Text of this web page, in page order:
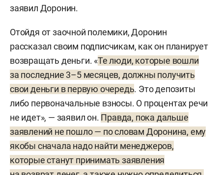
заявил Доронин.
Отойдя от заочной полемики, Доронин
рассказал своим подписчикам, как он планирует
возвращать деньги. «Те люди, которые вошли
за последние 3–5 месяцев, должны получить
свои деньги в первую очередь. Это депозиты
либо первоначальные взносы. О процентах речи
не идет», — заявил он. Правда, пока дальше
заявлений не пошло — по словам Доронина, ему
якобы сначала надо найти менеджеров,
которые станут принимать заявления